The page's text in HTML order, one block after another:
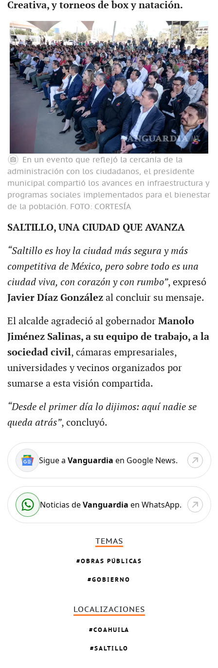
Creativa, y torneos de box y natación.
En un evento que reflejó la cercanía de la
administración con los ciudadanos, el presidente
municipal compartió los avances en infraestructura y
programas sociales implementados para el bienestar
de la población. FOTO: CORTESÍA
SALTILLO, UNA CIUDAD QUE AVANZA
“Saltillo es hoy la ciudad más segura y más
competitiva de México, pero sobre todo es una
ciudad viva, con corazón y con rumbo”, expresó
Javier Díaz González al concluir su mensaje.
El alcalde agradeció al gobernador Manolo
Jiménez Salinas, a su equipo de trabajo, a la
sociedad civil, cámaras empresariales,
universidades y vecinos organizados por
sumarse a esta visión compartida.
“Desde el primer día lo dijimos: aquí nadie se
queda atrás”, concluyó.
Sigue a Vanguardia en Google News.
Noticias deVanguardia en WhatsApp.
TEMAS
OBRAS PÚBLICAS
GOBIERNO
LOCALIZACIONES
COAHUILA
SALTILLO